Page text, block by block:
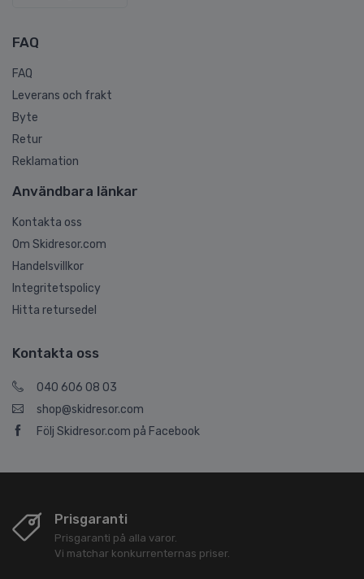
FAQ
FAQ
Leverans och frakt
Byte
Retur
Reklamation
Användbara länkar
Kontakta oss
Om Skidresor.com
Handelsvillkor
Integritetspolicy
Hitta retursedel
Kontakta oss
040 606 08 03
shop@skidresor.com
Följ Skidresor.com på Facebook
Prisgaranti
Prisgaranti på alla varor.
Vi matchar konkurrenternas priser.